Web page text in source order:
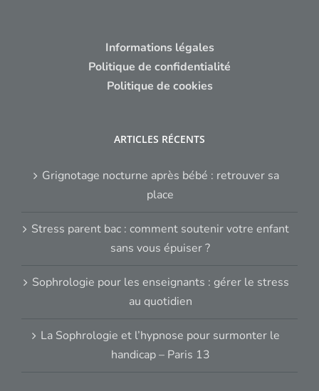
Informations légales
Politique de confidentialité
Politique de cookies
ARTICLES RÉCENTS
Grignotage nocturne après bébé : retrouver sa
place
Stress parent bac : comment soutenir votre enfant
sans vous épuiser ?
Sophrologie pour les enseignants : gérer le stress
au quotidien
La Sophrologie et l’hypnose pour surmonter le
handicap – Paris 13